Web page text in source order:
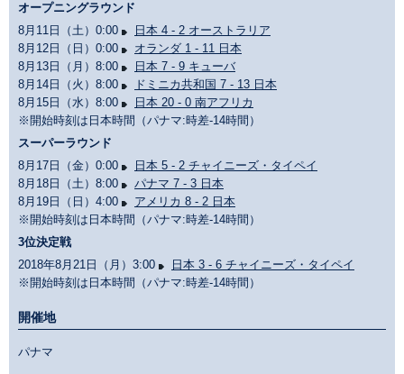
オープニングラウンド
8月11日（土）0:00
日本 4 - 2 オーストラリア
8月12日（日）0:00
オランダ 1 - 11 日本
8月13日（月）8:00
日本 7 - 9 キューバ
8月14日（火）8:00
ドミニカ共和国 7 - 13 日本
8月15日（水）8:00
日本 20 - 0 南アフリカ
※開始時刻は日本時間（パナマ:時差-14時間）
スーパーラウンド
8月17日（金）0:00
日本 5 - 2 チャイニーズ・タイペイ
8月18日（土）8:00
パナマ 7 - 3 日本
8月19日（日）4:00
アメリカ 8 - 2 日本
※開始時刻は日本時間（パナマ:時差-14時間）
3位決定戦
2018年8月21日（月）3:00
日本 3 - 6 チャイニーズ・タイペイ
※開始時刻は日本時間（パナマ:時差-14時間）
開催地
パナマ